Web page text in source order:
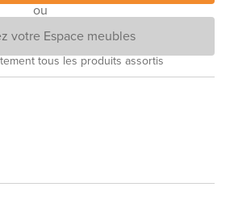
ou
votre Espace meubles
tous les produits assortis